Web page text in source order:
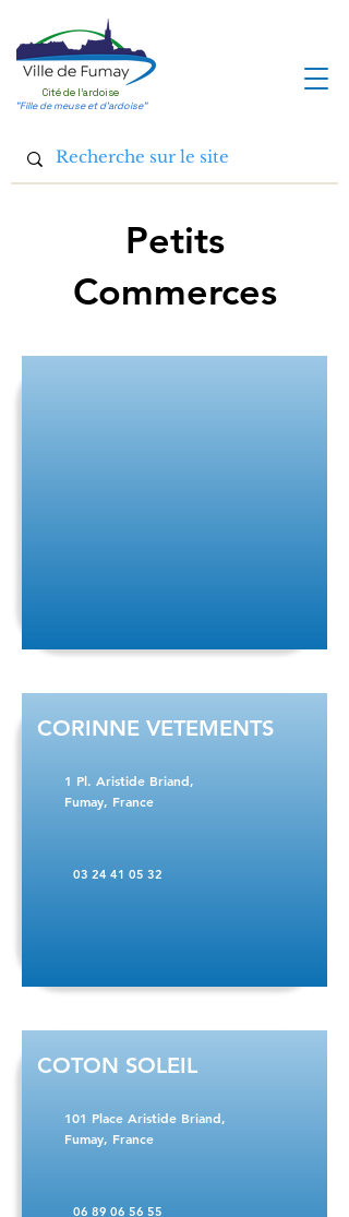
Cité de l'ardoise
"Fille de meuse et d'ardoise"
Petits
Commerces
CORINNE VETEMENTS
1 Pl. Aristide Briand,
Fumay, France
03 24 41 05 32
COTON SOLEIL
101 Place Aristide Briand,
Fumay, France
06 89 06 56 55